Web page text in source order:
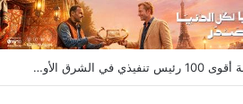
انكوش ارورا ضمن قائمة أقوى 100 رئيس تنفيذي في الشرق الأوسط لعام 2026 في قائمة فوربس الشرق الأوسط”